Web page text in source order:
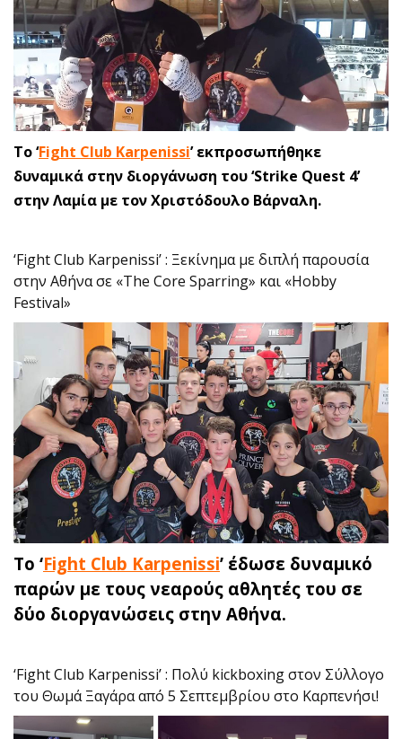
Το ‘Fight Club Karpenissi’ εκπροσωπήθηκε
δυναμικά στην διοργάνωση του ‘Strike Quest 4’
στην Λαμία με τον Χριστόδουλο Βάρναλη.
‘Fight Club Karpenissi’ : Ξεκίνημα με διπλή παρουσία
στην Αθήνα σε «The Core Sparring» και «Hobby
Festival»
To ‘Fight Club Karpenissi’ έδωσε δυναμικό
παρών με τους νεαρούς αθλητές του σε
δύο διοργανώσεις στην Αθήνα.
‘Fight Club Karpenissi’ : Πολύ kickboxing στον Σύλλογο
του Θωμά Ξαγάρα από 5 Σεπτεμβρίου στο Καρπενήσι!